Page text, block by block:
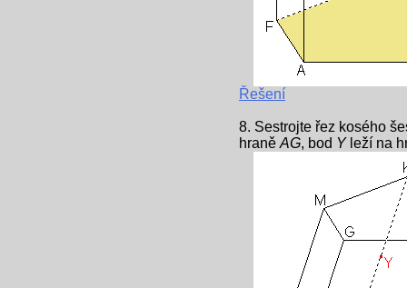
Řešení
8. Sestrojte řez kosého
hraně AG, bod Yleží na